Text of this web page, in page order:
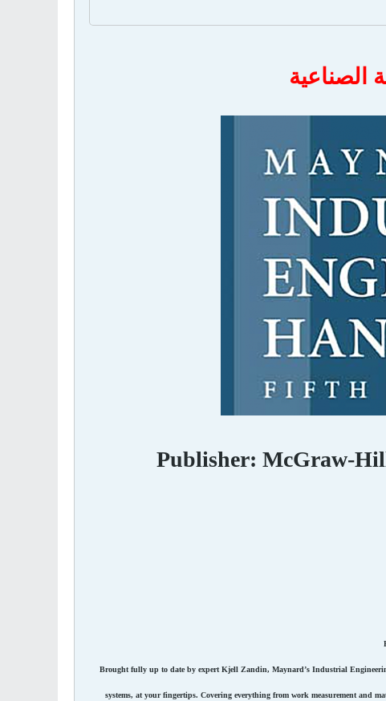
الصناعية
Publisher: McGraw-
Brought fully up to date by expert Kjell Zandin, Maynard’s Industrial
systems, at your fingertips. Covering everything from work measurement and